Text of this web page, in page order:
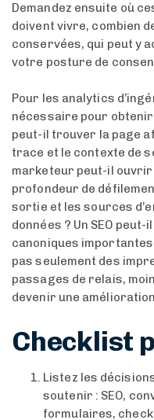
Demandez ensuite où
doivent vivre, combien
conservées, qui peut y
votre posture de
Pour les analytics
nécessaire pour obtenir
peut-il trouver la page
trace et le contexte de
marketeur peut-il ouvrir
profondeur de
sortie et les sources
données ? Un SEO
canoniques
pas seulement des
passages de relais,
devenir une
Checklist
Listez les
soutenir : SEO,
formulaires,